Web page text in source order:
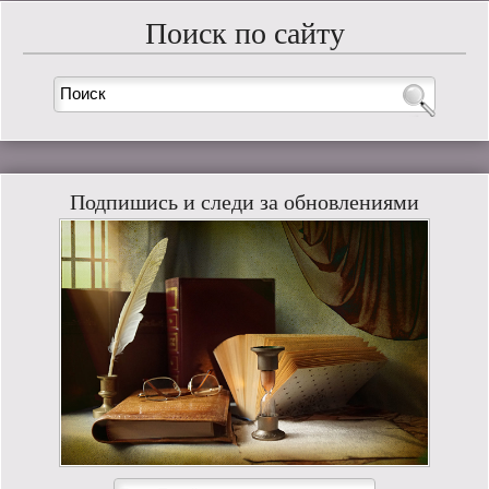
Поиск по сайту
Подпишись и следи за обновлениями